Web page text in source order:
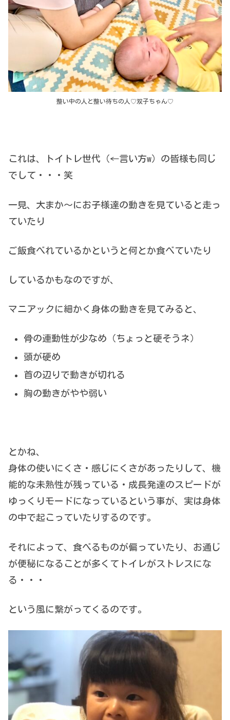
整い中の人と整い待ちの人♡双子ちゃん♡
これは、トイトレ世代（←言い方w）の皆様も同じ
でして・・・笑
一見、大まか〜にお子様達の動きを見ていると走っ
ていたり
ご飯食べれているかというと何とか食べていたり
しているかもなのですが、
マニアックに細かく身体の動きを見てみると、
骨の連動性が少なめ（ちょっと硬そうネ）
頭が硬め
首の辺りで動きが切れる
胸の動きがやや弱い
とかね、
身体の使いにくさ・感じにくさがあったりして、機
能的な未熟性が残っている・成長発達のスピードが
ゆっくりモードになっているという事が、実は身体
の中で起こっていたりするのです。
それによって、食べるものが偏っていたり、お通じ
が便秘になることが多くてトイレがストレスにな
る・・・
という風に繋がってくるのです。